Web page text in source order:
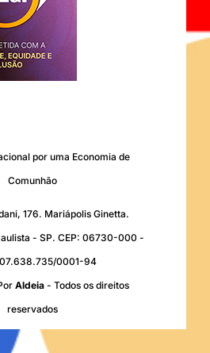
por uma Economia de
Comunhão
176. Mariápolis Ginetta.
- SP. CEP: 06730-000 -
0001-94
Aldeia - Todos os direitos
reservados